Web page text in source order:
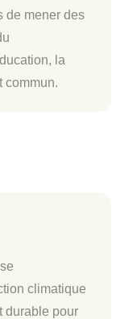
de mener des
la
commun.
climatique
durable pour